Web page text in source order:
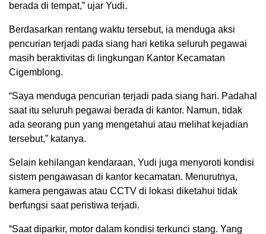
berada di tempat,” ujar Yudi.
Berdasarkan rentang waktu tersebut, ia menduga aksi
pencurian terjadi pada siang hari ketika seluruh pegawai
masih beraktivitas di lingkungan Kantor Kecamatan
Cigemblong.
“Saya menduga pencurian terjadi pada siang hari. Padahal
saat itu seluruh pegawai berada di kantor. Namun, tidak
ada seorang pun yang mengetahui atau melihat kejadian
tersebut,” katanya.
Selain kehilangan kendaraan, Yudi juga menyoroti kondisi
sistem pengawasan di kantor kecamatan. Menurutnya,
kamera pengawas atau CCTV di lokasi diketahui tidak
berfungsi saat peristiwa terjadi.
“Saat diparkir, motor dalam kondisi terkunci stang. Yang